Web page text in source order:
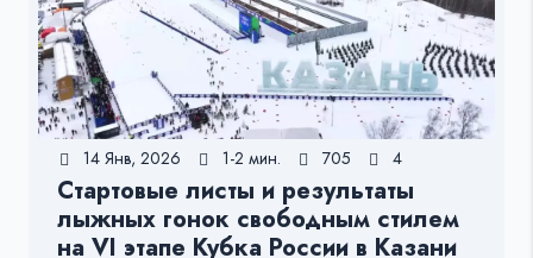
14 Янв, 2026 1-2 мин. 705 4
Стартовые листы и результаты
лыжных гонок свободным стилем
на VI этапе Кубка России в Казани